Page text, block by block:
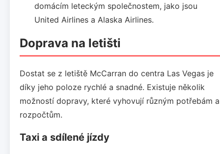
domácím leteckým společnostem, jako jsou
United Airlines a Alaska Airlines.
Doprava na letišti
Dostat se z letiště McCarran do centra Las Vegas je
díky jeho poloze rychlé a snadné. Existuje několik
možností dopravy, které vyhovují různým potřebám a
rozpočtům.
Taxi a sdílené jízdy